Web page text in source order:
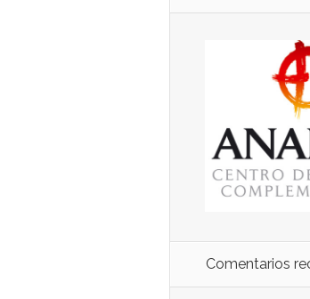
Comentarios